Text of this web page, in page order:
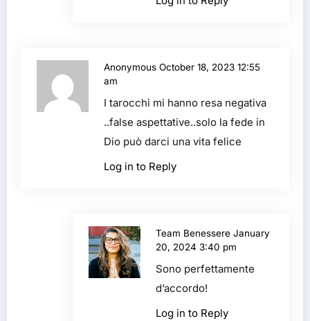
Anonymous October 18, 2023 12:55
am
I tarocchi mi hanno resa negativa
..false aspettative..solo la fede in
Dio può darci una vita felice
Log in to Reply
Team BenessereJanuary
20, 2024 3:40 pm
Sono perfettamente
d’accordo!
Log in to Reply